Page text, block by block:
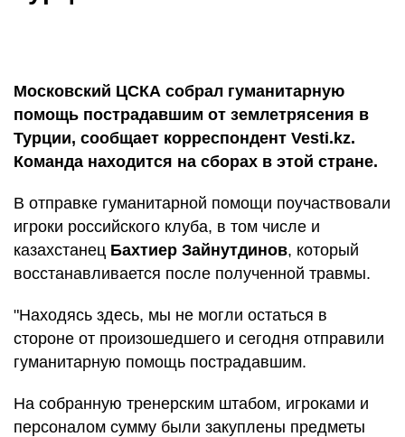
Московский ЦСКА собрал гуманитарную
помощь пострадавшим от землетрясения в
Турции, сообщает корреспондент Vesti.kz.
Команда находится на сборах в этой стране.
В отправке гуманитарной помощи поучаствовали
игроки российского клуба, в том числе и
казахстанец Бахтиер Зайнутдинов, который
восстанавливается после полученной травмы.
"Находясь здесь, мы не могли остаться в
стороне от произошедшего и сегодня отправили
гуманитарную помощь пострадавшим.
На собранную тренерским штабом, игроками и
персоналом сумму были закуплены предметы